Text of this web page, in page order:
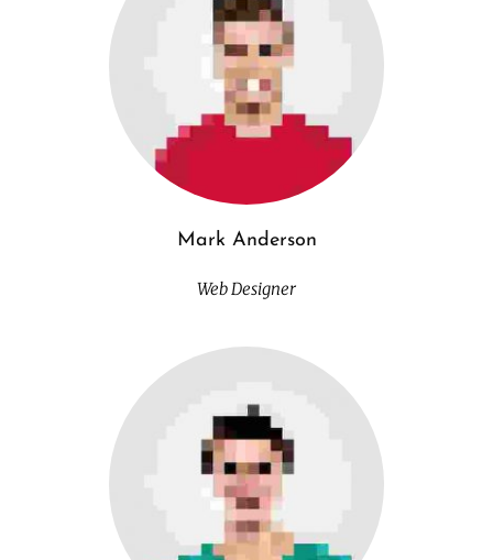
Mark Anderson
Web Designer